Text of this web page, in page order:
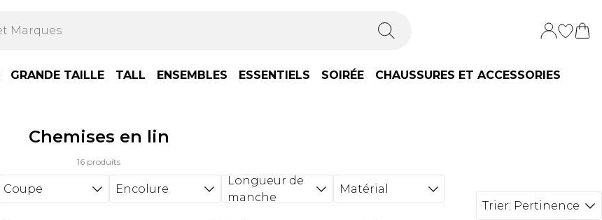
GRANDE TAILLE TALL ENSEMBLES ESSENTIELS SOIRÉE CHAUSSURES ET ACCESSORIES
Chemises en lin
16 produits
Coupe Encolure
Longueur de
manche
Matérial
Trier: Pertinence